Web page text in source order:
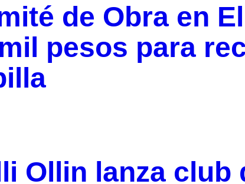
de Obra en
pesos para
Ollin lanza club